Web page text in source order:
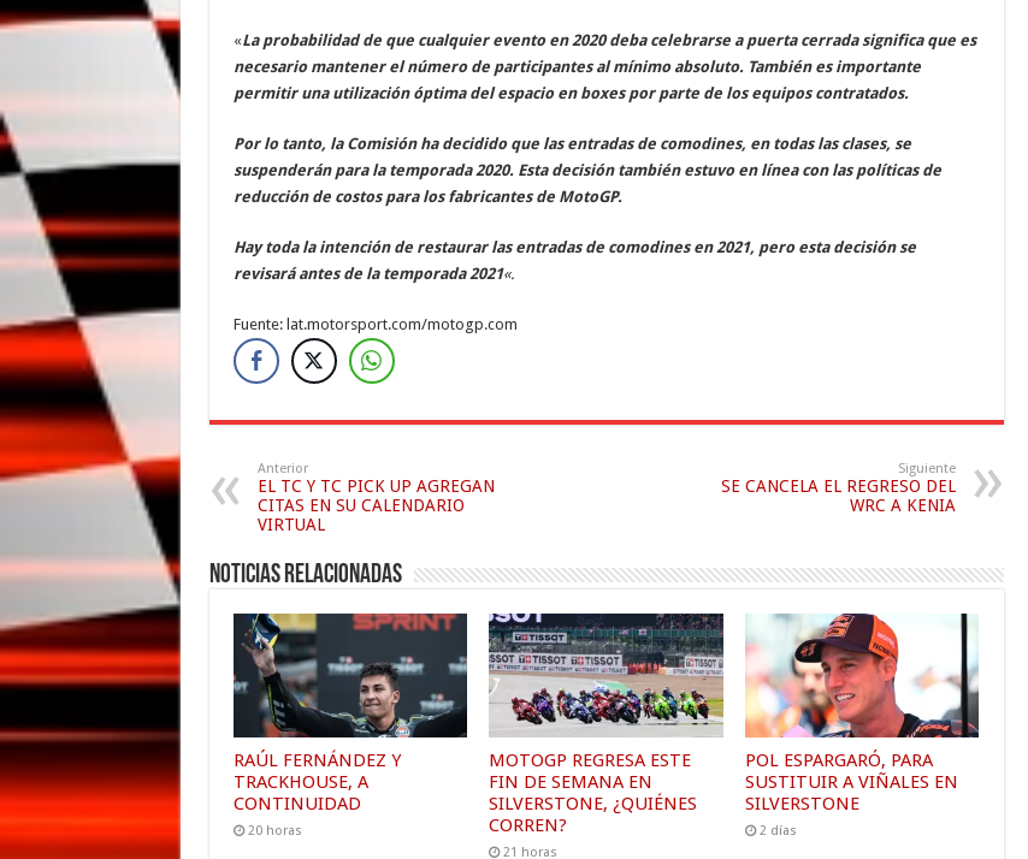
«La probabilidad de que cualquier evento en 2020 deba celebrarse a puerta cerrada significa que es
necesario mantener el número de participantes al mínimo absoluto. También es importante
permitir una utilización óptima del espacio en boxes por parte de los equipos contratados.
Por lo tanto, la Comisión ha decidido que las entradas de comodines, en todas las clases, se
suspenderán para la temporada 2020. Esta decisión también estuvo en línea con las políticas de
reducción de costos para los fabricantes de MotoGP.
Hay toda la intención de restaurar las entradas de comodines en 2021, pero esta decisión se
revisará antes de la temporada 2021«.
Fuente: lat.motorsport.com/motogp.com
Anterior
EL TC Y TC PICK UP AGREGAN
CITAS EN SU CALENDARIO
VIRTUAL
Siguiente
SE CANCELA EL REGRESO DEL
WRC A KENIA
Noticias relacionadas
RAÚL FERNÁNDEZ Y
TRACKHOUSE, A
CONTINUIDAD
20 horas
MOTOGP REGRESA ESTE
FIN DE SEMANA EN
SILVERSTONE, ¿QUIÉNES
CORREN?
21 horas
POL ESPARGARÓ, PARA
SUSTITUIR A VIÑALES EN
SILVERSTONE
2 días